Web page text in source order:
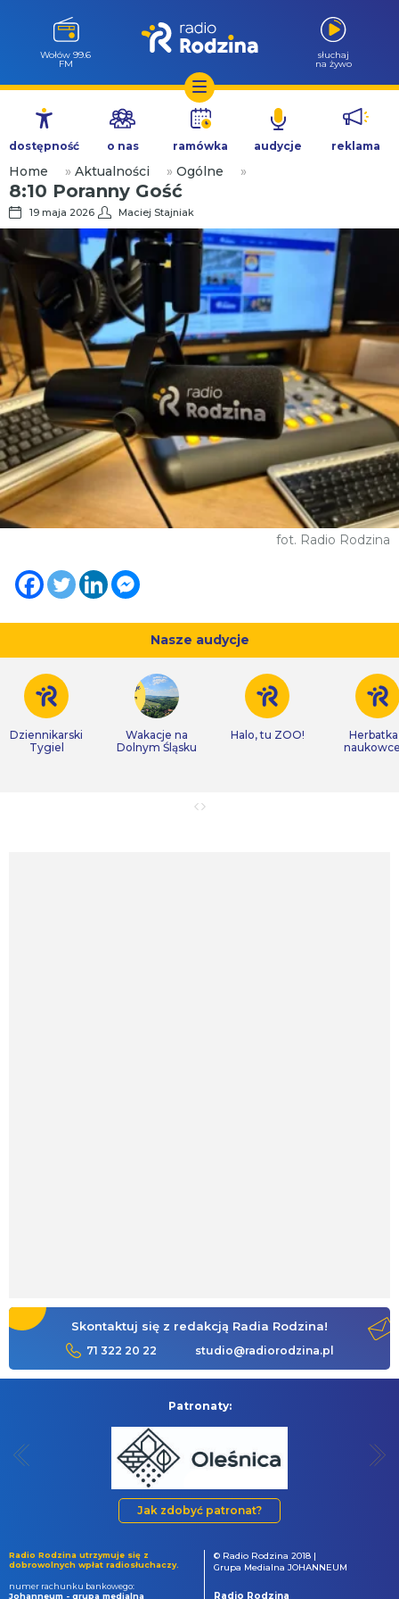
Przejdź
treści
Wołów 99.6
FM
słuchaj
na żywo
dostępność o nas ramówka audycje reklama
Home » Aktualności » Ogólne »
8:10 Poranny Gość
19 maja 2026 Maciej Stajniak
fot. Radio Rodzina
Nasze audycje
Dziennikarski
Tygiel
Wakacje na
Dolnym Śląsku
Halo, tu ZOO!
Skontaktuj się z redakcją Radia Rodzina!
71 322 20 22 studio@radiorodzina.pl
Patronaty:
Jak zdobyć patronat?
Radio Rodzina utrzymuje się z
dobrowolnych wpłat radiosłuchaczy.
numer rachunku bankowego:
Johanneum - grupa medialna
© Radio Rodzina 2018 |
Grupa Medialna JOHANNEUM
Radio Rodzina